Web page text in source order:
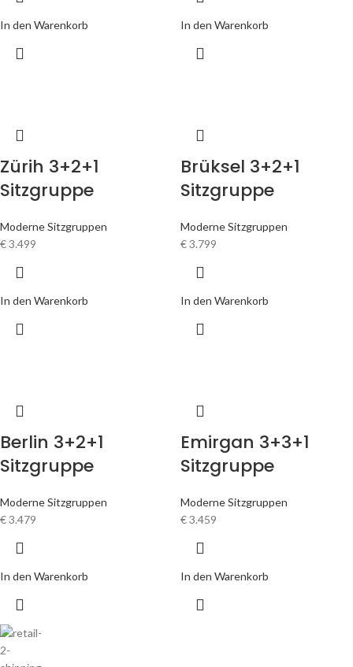
In den Warenkorb In den Warenkorb
Zürih 3+2+1
Sitzgruppe
Moderne Sitzgruppen
€3.499
In den Warenkorb
Brüksel 3+2+1
Sitzgruppe
Moderne Sitzgruppen
€3.799
In den Warenkorb
Berlin 3+2+1
Sitzgruppe
Moderne Sitzgruppen
€3.479
In den Warenkorb
Emirgan 3+3+1
Sitzgruppe
Moderne Sitzgruppen
€3.459
In den Warenkorb